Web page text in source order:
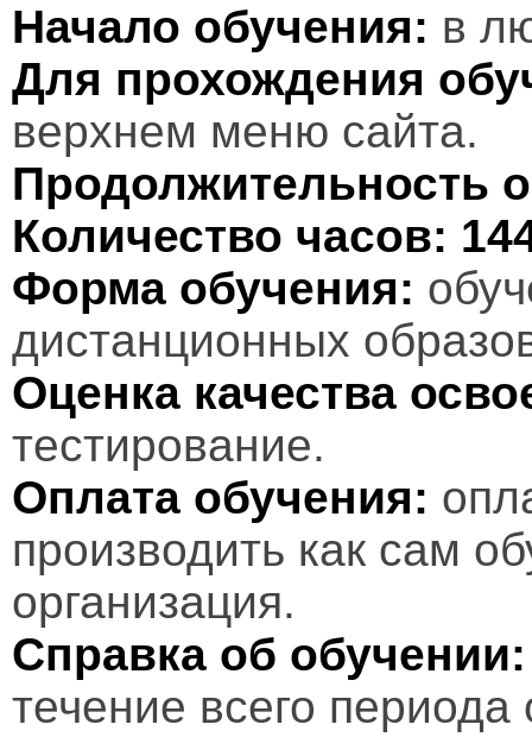
Начало обучения: в
Для прохождения
верхнем меню сайта.
Продолжительность
Количество часов:
Форма обучения:
дистанционных
Оценка качества
тестирование.
Оплата обучения:
производить как сам
организация.
Справка об обучении:
течение всего периода